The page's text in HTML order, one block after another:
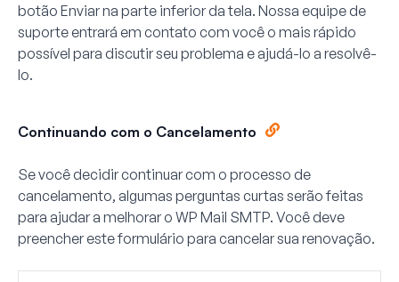
botão Enviarna parte inferior da tela. Nossa equipe de
suporte entrará em contato com você o mais rápido
possível para discutir seu problema e ajudá-lo a resolvê-
lo.
Continuando com o Cancelamento
Se você decidir continuar com o processo de
cancelamento, algumas perguntas curtas serão feitas
para ajudar a melhorar o WP Mail SMTP. Você deve
preencher este formulário para cancelar sua renovação.